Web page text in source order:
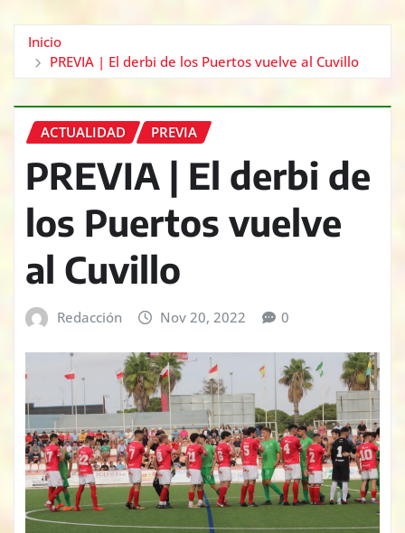
Inicio
PREVIA | El derbi de los Puertos vuelve al Cuvillo
ACTUALIDAD PREVIA
PREVIA | El derbi de
los Puertos vuelve
al Cuvillo
Redacción Nov 20, 2022 0